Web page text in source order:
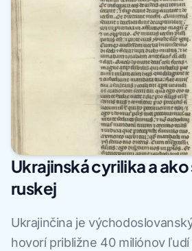
Ukrajinská cyrilika a ako
ruskej
Ukrajinčina je
hovorí približne 40 miliónov